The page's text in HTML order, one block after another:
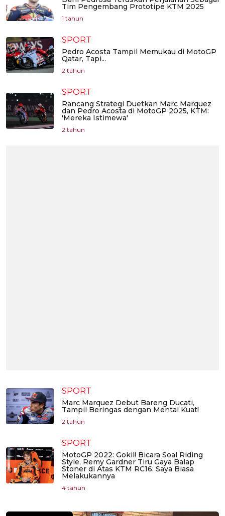
Tim Pengembang Prototipe KTM 2025
1 tahun
SPORT
Pedro Acosta Tampil Memukau di MotoGP
Qatar, Tapi...
2 tahun
SPORT
Rancang Strategi Duetkan Marc Marquez
dan Pedro Acosta di MotoGP 2025, KTM:
'Mereka Istimewa'
2 tahun
SPORT
Marc Marquez Debut Bareng Ducati,
Tampil Beringas dengan Mental Kuat!
2 tahun
SPORT
MotoGP 2022: Gokil! Bicara Soal Riding
Style, Remy Gardner Tiru Gaya Balap
Stoner di Atas KTM RC16: Saya Biasa
Melakukannya
4 tahun